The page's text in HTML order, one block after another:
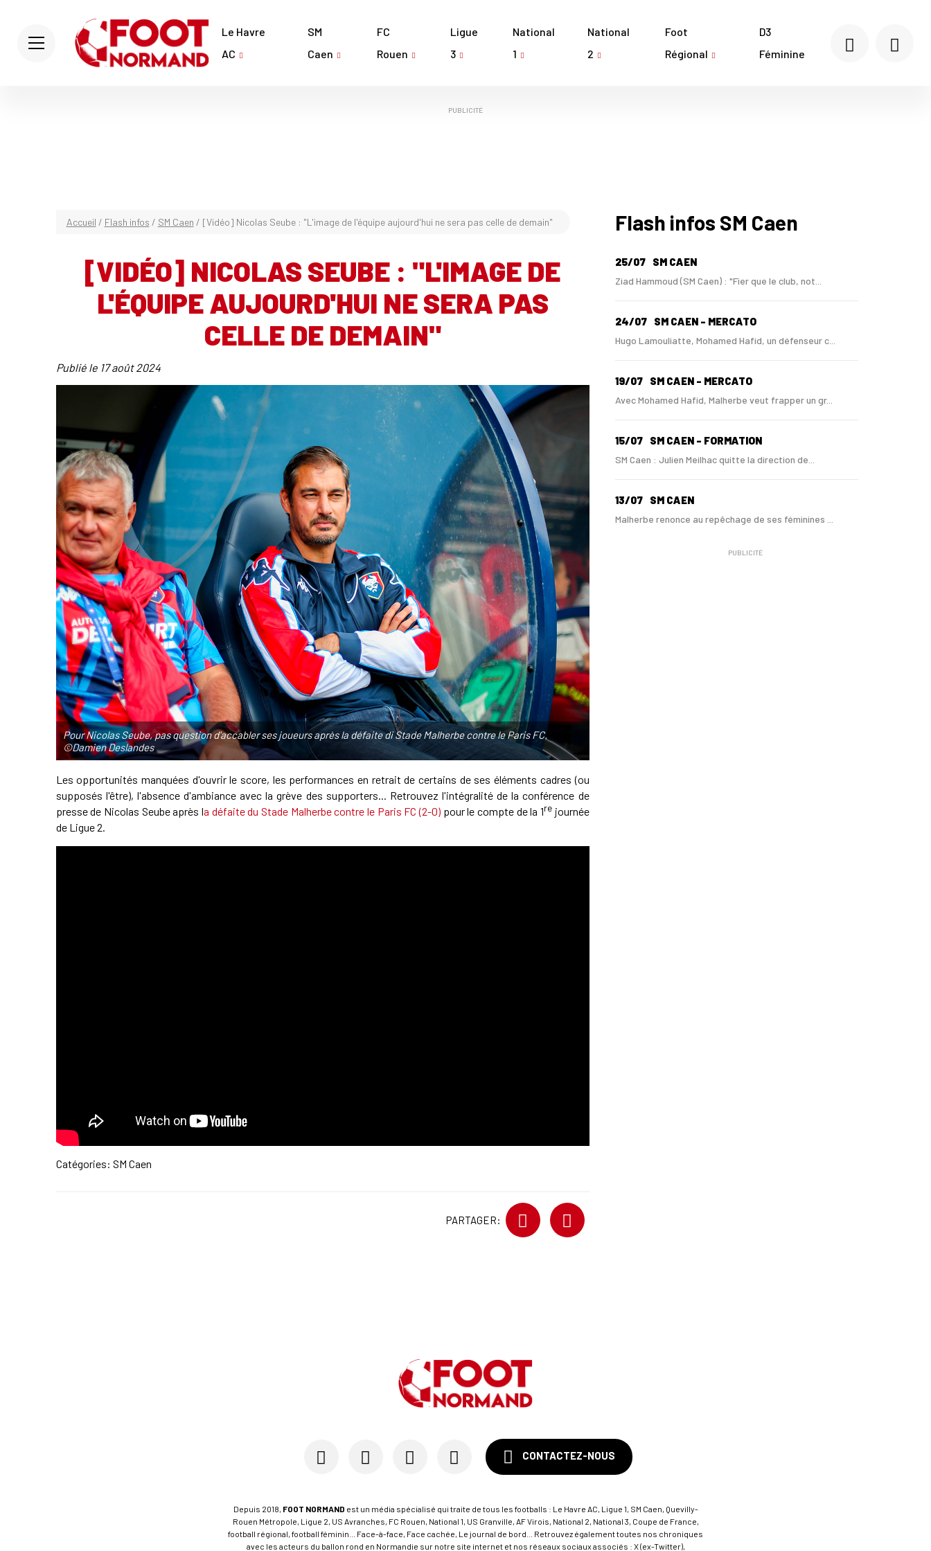
Le Havre
AC
SM
Caen
FC
Rouen
Ligue
3
National
1
National
2
Foot
Régional
D3
Féminine
PUBLICITÉ
Accueil / Flash infos / SM Caen / [Vidéo] Nicolas Seube : "L'image de l'équipe aujourd'hui ne sera pas celle de demain"
[VIDÉO] NICOLAS SEUBE : "L'IMAGE DE
L'ÉQUIPE AUJOURD'HUI NE SERA PAS
CELLE DE DEMAIN"
Publié le 17 août 2024
Pour Nicolas Seube, pas question d'accabler ses joueurs après la défaite di Stade Malherbe contre le Paris FC.
©Damien Deslandes
Les opportunités manquées d'ouvrir le score, les performances en retrait de certains de ses éléments cadres (ou
supposés l'être), l'absence d'ambiance avec la grève des supporters... Retrouvez l'intégralité de la conférence de
presse de Nicolas Seube après la défaite du Stade Malherbe contre le Paris FC (2-0)pour le compte de la 1rejournée
de Ligue 2.
Catégories: SM Caen
PARTAGER:
Flash infos SM Caen
25/07 SM CAEN
Ziad Hammoud (SM Caen) : "Fier que le club, not...
24/07 SM CAEN - MERCATO
Hugo Lamouliatte, Mohamed Hafid, un défenseur c...
19/07 SM CAEN - MERCATO
Avec Mohamed Hafid, Malherbe veut frapper un gr...
15/07 SM CAEN - FORMATION
SM Caen : Julien Meilhac quitte la direction de...
13/07 SM CAEN
Malherbe renonce au repêchage de ses féminines ...
PUBLICITÉ
CONTACTEZ-NOUS
Depuis 2018, FOOT NORMAND est un média spécialisé qui traite de tous les footballs : Le Havre AC, Ligue 1, SM Caen, Quevilly-
Rouen Métropole, Ligue 2, US Avranches, FC Rouen, National 1, US Granville, AF Virois, National 2, National 3, Coupe de France,
football régional, football féminin... Face-à-face, Face cachée, Le journal de bord... Retrouvez également toutes nos chroniques
avec les acteurs du ballon rond en Normandie sur notre site internet et nos réseaux sociaux associés : X (ex-Twitter),